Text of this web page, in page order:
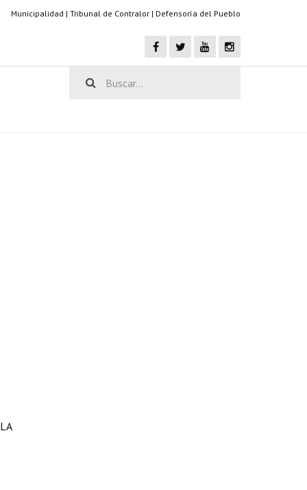
Municipalidad | Tribunal de Contralor | Defensoría del Pueblo